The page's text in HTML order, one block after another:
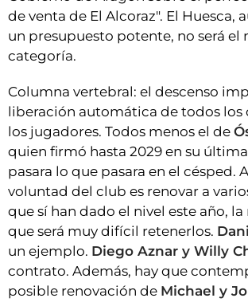
de venta de El Alcoraz". El Huesca,
un presupuesto potente, no será el
categoría.
Columna vertebral: el descenso
liberación automática de todos los
los jugadores. Todos menos el de
quien firmó hasta 2029 en su
pasara lo que pasara en el césped.
voluntad del club es renovar a
que sí han dado el nivel este año,
que será muy difícil retenerlos.
un ejemplo. Diego Aznar y Willy
contrato. Además, hay que
posible renovación de Michael y